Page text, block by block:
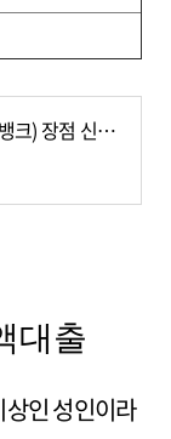
우리 은행 비상금 대출(위비뱅크) 장점 신청방법 거절사유 간편정리
대출
인 성인이라